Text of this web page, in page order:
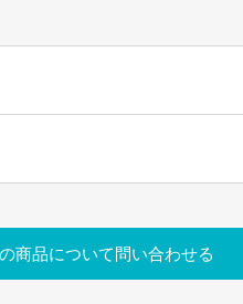
商品について問い合わせる